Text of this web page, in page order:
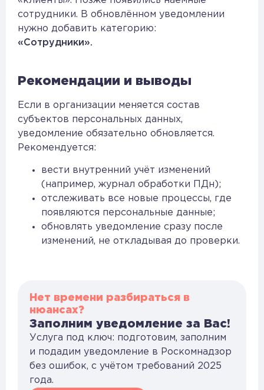
сотрудники. В обновлённом уведомлении
нужно добавить категорию:
«Сотрудники».
Рекомендации и выводы
Если в организации меняется состав
субъектов персональных данных,
уведомление обязательно обновляется.
Рекомендуется:
вести внутренний учёт изменений
(например, журнал обработки ПДн);
отслеживать все новые процессы, где
появляются персональные данные;
обновлять уведомление сразу после
изменений, не откладывая до проверки.
Нет времени разбираться в
нюансах?
Заполним уведомление за Вас!
Услуга под ключ: подготовим, заполним
и подадим уведомление в Роскомнадзор
без ошибок, с учётом требований 2025
года.